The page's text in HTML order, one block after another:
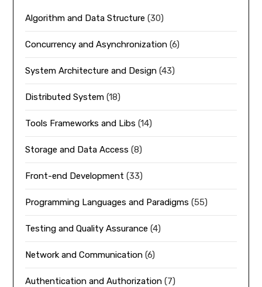
Algorithm and Data Structure (30)
Concurrency and Asynchronization (6)
System Architecture and Design (43)
Distributed System (18)
Tools Frameworks and Libs (14)
Storage and Data Access (8)
Front-end Development (33)
Programming Languages and Paradigms (55)
Testing and Quality Assurance (4)
Network and Communication (6)
Authentication and Authorization (7)